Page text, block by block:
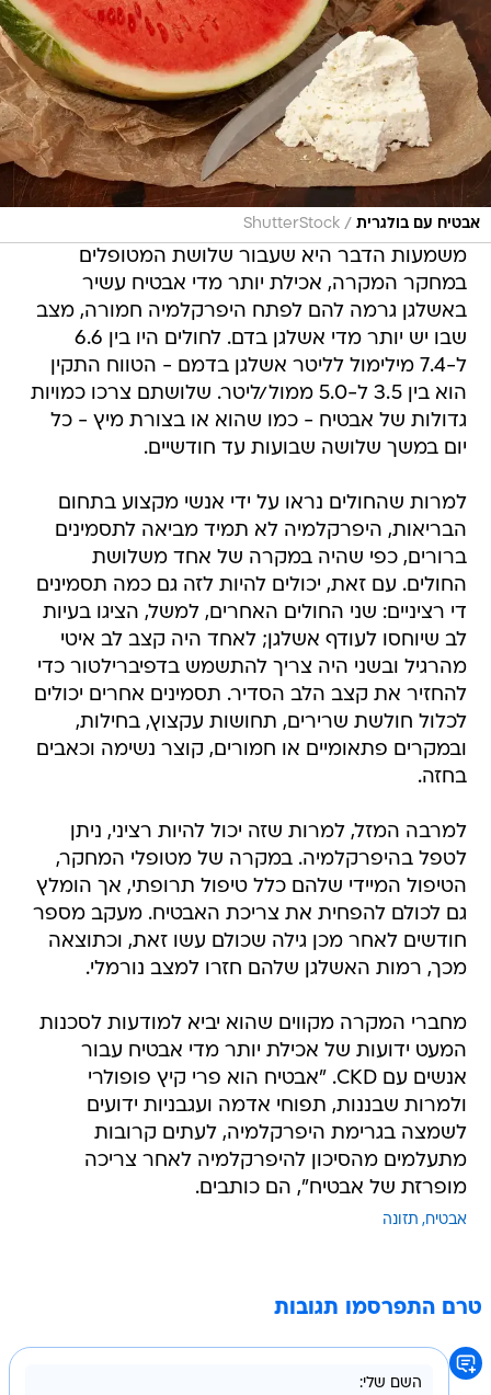
אבטיח עם בולגרית /
ShutterStock
משמעות הדבר היא שעבור שלושת המטופלים
במחקר המקרה, אכילת יותר מדי אבטיח עשיר
באשלגן גרמה להם לפתח היפרקלמיה חמורה, מצב
שבו יש יותר מדי אשלגן בדם. לחולים היו בין 6.6
ל-7.4 מילימול לליטר אשלגן בדמם - הטווח התקין
הוא בין 3.5 ל-5.0 ממול/ליטר. שלושתם צרכו כמויות
גדולות של אבטיח - כמו שהוא או בצורת מיץ - כל
יום במשך שלושה שבועות עד חודשיים.
למרות שהחולים נראו על ידי אנשי מקצוע בתחום
הבריאות, היפרקלמיה לא תמיד מביאה לתסמינים
ברורים, כפי שהיה במקרה של אחד משלושת
החולים. עם זאת, יכולים להיות לזה גם כמה תסמינים
די רציניים: שני החולים האחרים, למשל, הציגו בעיות
לב שיוחסו לעודף אשלגן; לאחד היה קצב לב איטי
מהרגיל ובשני היה צריך להתשמש בדפיברילטור כדי
להחזיר את קצב הלב הסדיר. תסמינים אחרים יכולים
לכלול חולשת שרירים, תחושות עקצוץ, בחילות,
ובמקרים פתאומיים או חמורים, קוצר נשימה וכאבים
בחזה.
למרבה המזל, למרות שזה יכול להיות רציני, ניתן
לטפל בהיפרקלמיה. במקרה של מטופלי המחקר,
הטיפול המיידי שלהם כלל טיפול תרופתי, אך הומלץ
גם לכולם להפחית את צריכת האבטיח. מעקב מספר
חודשים לאחר מכן גילה שכולם עשו זאת, וכתוצאה
מכך, רמות האשלגן שלהם חזרו למצב נורמלי.
מחברי המקרה מקווים שהוא יביא למודעות לסכנות
המעט ידועות של אכילת יותר מדי אבטיח עבור
אנשים עם CKD. "אבטיח הוא פרי קיץ פופולרי
ולמרות שבננות, תפוחי אדמה ועגבניות ידועים
לשמצה בגרימת היפרקלמיה, לעתים קרובות
מתעלמים מהסיכון להיפרקלמיה לאחר צריכה
מופרזת של אבטיח", הם כותבים.
אבטיח תזונה
טרם התפרסמו תגובות